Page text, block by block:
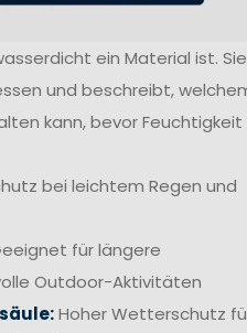
ein Material ist. Sie
und beschreibt,
kann, bevor Feuchtigkeit
bei leichtem Regen und
für längere
Outdoor-Aktivitäten
Hoher Wetterschutz